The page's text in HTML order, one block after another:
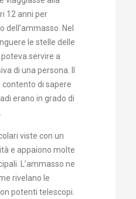
12 anni per
Nel
le stelle delle
servire a
di una persona. Il
di sapere
erano in grado di
viste con un
e appaiono molte
L’ammasso ne
rivelano le
potenti telescopi.